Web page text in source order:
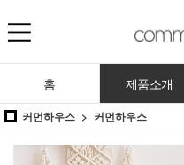
홈 제품소개
커먼하우스 커먼하우스